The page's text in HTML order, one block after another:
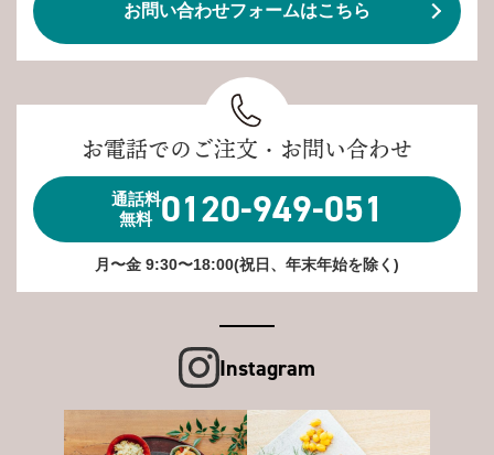
お問い合わせフォームはこちら
お電話でのご注文・お問い合わせ
通話料
無料 0120-949-051
月〜金 9:30〜18:00(祝日、年末年始を除く)
Instagram